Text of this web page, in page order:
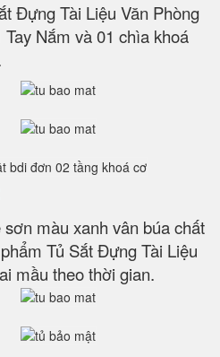
Đựng Tài Liệu Văn Phòng
Nắm và 01 chìa khoá
màu xanh vân búa chất
Tủ Sắt Đựng Tài Liệu
mầu theo thời gian.